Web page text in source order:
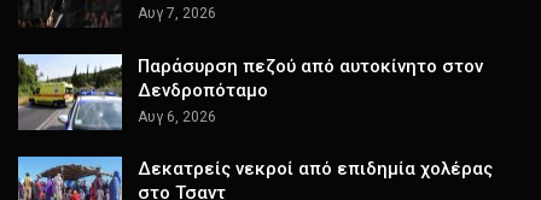
Αυγ 7, 2026
Παράσυρση πεζού από αυτοκίνητο στον
Δενδροπόταμο
Αυγ 6, 2026
Δεκατρείς νεκροί από επιδημία χολέρας
στο Τσαντ